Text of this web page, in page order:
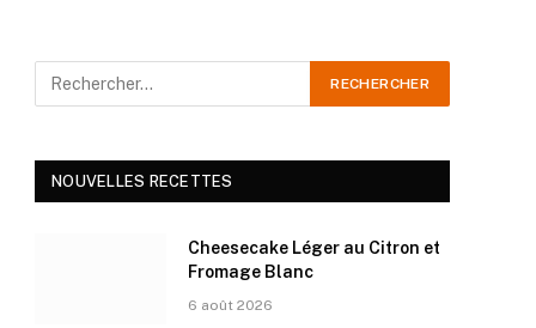
NOUVELLES RECETTES
Cheesecake Léger au Citron et
Fromage Blanc
6 août 2026